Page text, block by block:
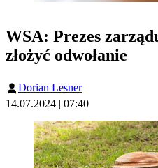
WSA: Prezes
złożyć odwołanie
Dorian Lesner
14.07.2024 | 07:40